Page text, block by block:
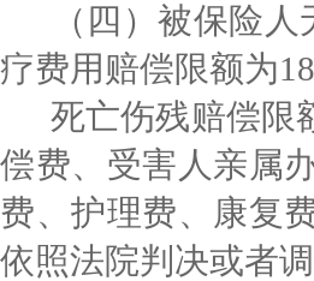
（四）被保险
疗费用赔偿限额为
死亡伤残赔偿限
偿费、受害人亲属
费、护理费、康复
依照法院判决或者